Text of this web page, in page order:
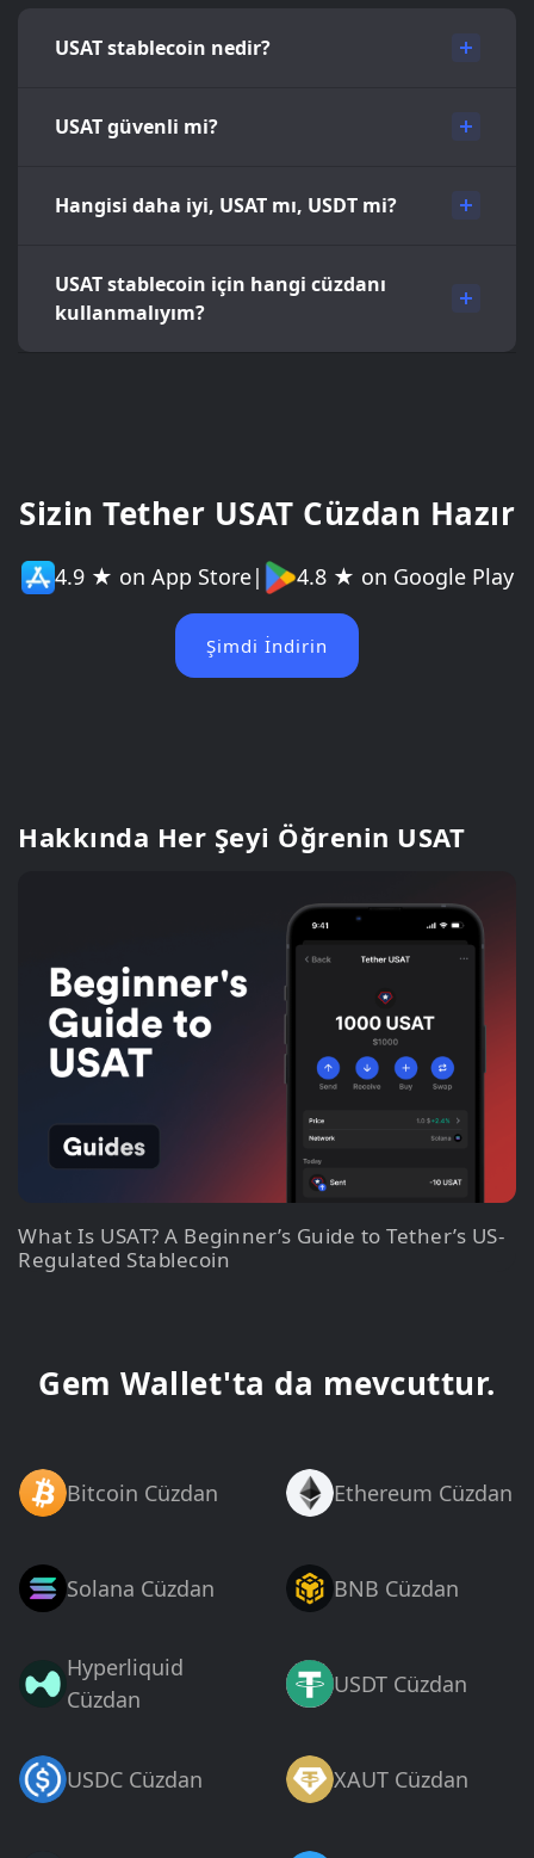
USAT stablecoin nedir?
USAT güvenli mi?
Hangisi daha iyi, USAT mı, USDT mi?
USAT stablecoin için hangi cüzdanı
kullanmalıyım?
Sizin Tether USAT Cüzdan Hazır
4.9 ★ on App Store| 4.8 ★ on Google Play
Şimdi İndirin
Hakkında Her Şeyi Öğrenin USAT
What Is USAT? A Beginner’s Guide to Tether’s US-
Regulated Stablecoin
Gem Wallet'ta da mevcuttur.
Bitcoin Cüzdan Ethereum Cüzdan
Solana Cüzdan BNB Cüzdan
Hyperliquid
Cüzdan
USDT Cüzdan
USDC Cüzdan XAUT Cüzdan